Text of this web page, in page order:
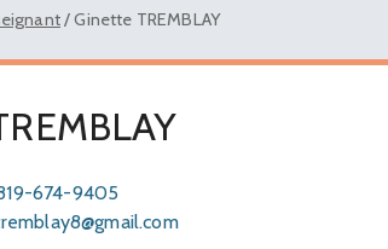
/Ginette TREMBLAY
674-9405